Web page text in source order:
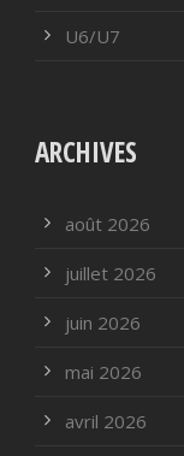
U6/U7
ARCHIVES
août 2026
juillet 2026
juin 2026
mai 2026
avril 2026